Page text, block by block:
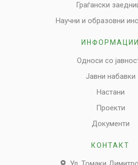
Граѓански
Научни и образовни
ИНФОРМАЦИИ
Односи со
Јавни набавки
Настани
Проекти
Документи
КОНТАКТ